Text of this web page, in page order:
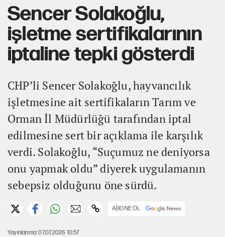
Sencer Solakoğlu,
işletme sertifikalarının
iptaline tepki gösterdi
CHP’li Sencer Solakoğlu, hayvancılık
işletmesine ait sertifikaların Tarım ve
Orman İl Müdürlüğü tarafından iptal
edilmesine sert bir açıklama ile karşılık
verdi. Solakoğlu, “Suçumuz ne deniyorsa
onu yapmak oldu” diyerek uygulamanın
sebepsiz olduğunu öne sürdü.
ABONE OL
Yayınlanma: 07.07.2026 10:57